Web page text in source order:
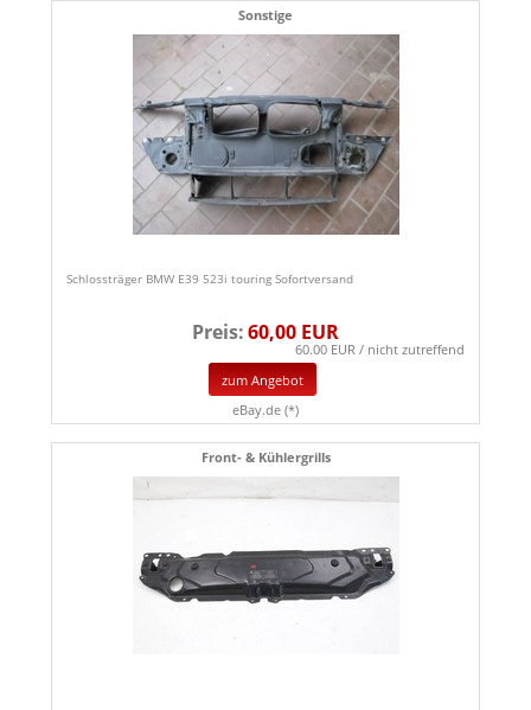
Sonstige
Schlossträger BMW E39 523i touring Sofortversand
Preis:60,00 EUR
60.00 EUR / nicht zutreffend
zum Angebot
eBay.de (*)
Front- & Kühlergrills